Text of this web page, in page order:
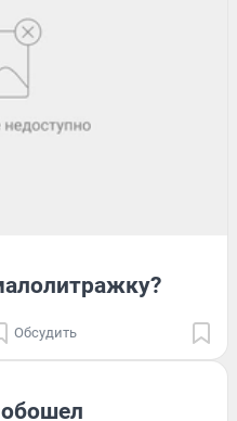
Обсудить